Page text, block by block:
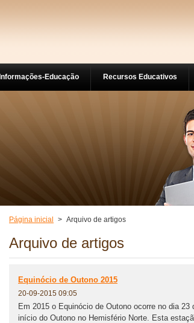
Página inicial > Arquivo de artigos
Arquivo de artigos
Equinócio de Outono 2015
20-09-2015 09:05
Em 2015 o Equinócio de Outono ocorre no dia
início do Outono no Hemisfério Norte. Esta
Informações-Educação Recursos Educativos